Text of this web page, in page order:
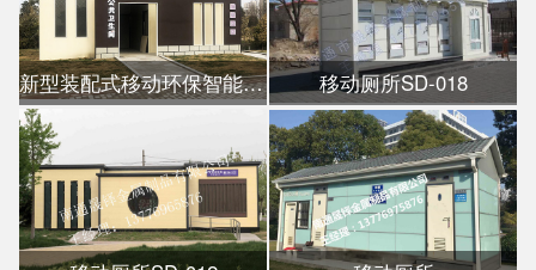
新型装配式移动环保智能公厕 移动厕所SD-018